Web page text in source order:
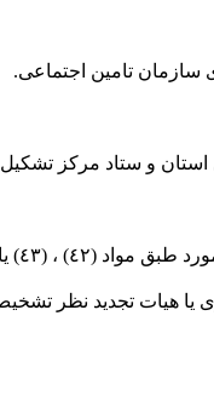
قطعیت رسیده است.
هیات تجدید نظر تشخیص